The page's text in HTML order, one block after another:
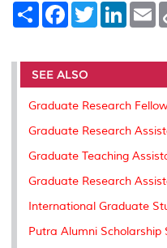
S
e
F
a
b
o
o
T
w
t
r
L
e
I
n
E
m
l
SEE ALSO
Graduate Research
Graduate Research
Graduate Teaching
Graduate Research
International Graduate
Putra Alumni Scholarship